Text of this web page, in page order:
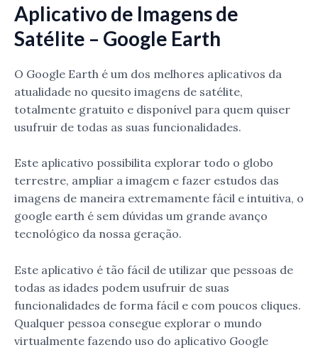
Aplicativo de Imagens de
Satélite – Google Earth
O Google Earth é um dos melhores aplicativos da
atualidade no quesito imagens de satélite,
totalmente gratuito e disponível para quem quiser
usufruir de todas as suas funcionalidades.
Este aplicativo possibilita explorar todo o globo
terrestre, ampliar a imagem e fazer estudos das
imagens de maneira extremamente fácil e intuitiva, o
google earth é sem dúvidas um grande avanço
tecnológico da nossa geração.
Este aplicativo é tão fácil de utilizar que pessoas de
todas as idades podem usufruir de suas
funcionalidades de forma fácil e com poucos cliques.
Qualquer pessoa consegue explorar o mundo
virtualmente fazendo uso do aplicativo Google